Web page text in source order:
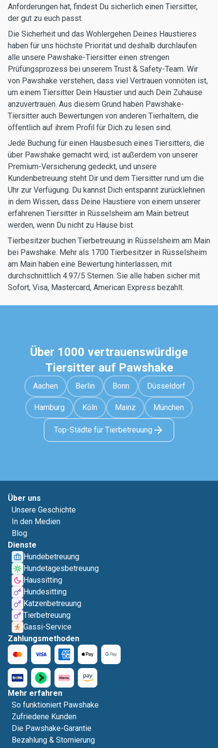
Anforderungen hat, findest Du sicherlich einen Tiersitter,
der gut zu euch passt.
Die Sicherheit und das Wohlergehen Deines Haustieres
haben für uns höchste Priorität und deshalb durchlaufen
alle unsere Pawshake-Tiersitter einen strengen
Prüfungsprozess bei unserem Trust & Safety-Team. Wir
von Pawshake verstehen, dass viel Vertrauen vonnöten ist,
um einem Tiersitter Dein Haustier und auch Dein Zuhause
anzuvertrauen. Aus diesem Grund haben Pawshake-
Tiersitter auch Bewertungen von anderen Tierhaltern, die
öffentlich auf ihrem Profil für Dich zu lesen sind.
Jede Buchung für einen Hausbesuch eines Tiersitters, die
über Pawshake gemacht wird, ist außerdem von unserer
Premium-Versicherung gedeckt, und unsere
Kundenbetreuung steht Dir und dem Tiersitter rund um die
Uhr zur Verfügung. Du kannst Dich entspannt zurücklehnen
in dem Wissen, dass Deine Haustiere von einem unserer
erfahrenen Tiersitter in Rüsselsheim am Main betreut
werden, wenn Du nicht zu Hause bist.
Tierbesitzer buchen Tierbetreuung in Rüsselsheim am Main
bei Pawshake. Mehr als 1700 Tierbesitzer in Rüsselsheim
am Main haben eine Bewertung hinterlassen, mit
durchschnittlich 4.97/5 Sternen. Sie alle haben sicher mit
Sofort, Visa, Mastercard, American Express bezahlt.
Über 1000 vertrauenswürdige
Tiersitter auf Pawshake
Aachen Berlin Bonn Düsseldorf
Hamburg Köln Mainz München
Top-Städte für Tierbetreuung
Über uns
Unsere Geschichte
In den Medien
Blog
Dienste
Hundebetreuung
Hundetagesbetreuung
Haussitting
Hundesitting
Katzenbetreuung
Tierbetreuung
Gassi-Service
Zahlungsmethoden
Mehr erfahren
So funktioniert Pawshake
Zufriedene Kunden
Die Pawshake-Garantie
Bezahlung & Stornierung